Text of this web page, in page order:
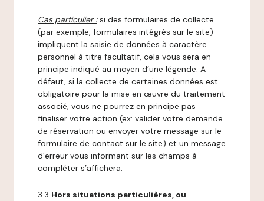
Cas particulier : si des formulaires de collecte
(par exemple, formulaires intégrés sur le site)
impliquent la saisie de données à caractère
personnel à titre facultatif, cela vous sera en
principe indiqué au moyen d’une légende. A
défaut, si la collecte de certaines données est
obligatoire pour la mise en œuvre du traitement
associé, vous ne pourrez en principe pas
finaliser votre action (ex: valider votre demande
de réservation ou envoyer votre message sur le
formulaire de contact sur le site) et un message
d’erreur vous informant sur les champs à
compléter s’affichera.
3.3 Hors situations particulières, ou